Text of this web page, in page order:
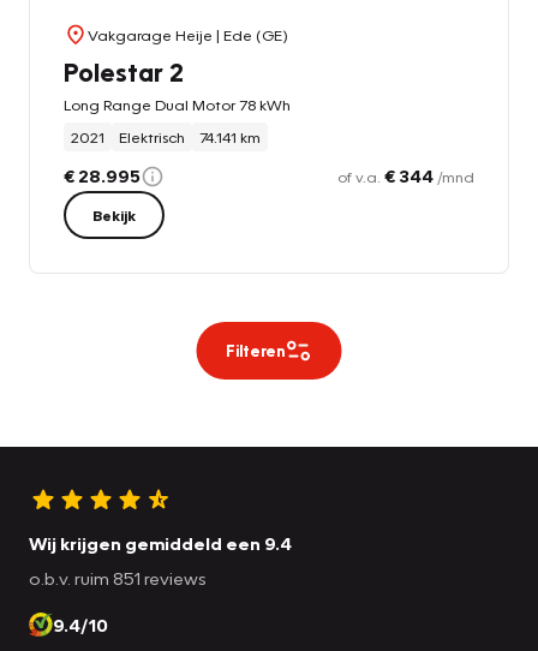
Vakgarage Heije | Ede (GE)
Polestar 2
Long Range Dual Motor 78 kWh
2021
Elektrisch 74.141 km
€ 28.995 of v.a. € 344 /mnd
Bekijk
Filteren
Wij krijgen gemiddeld een 9.4
o.b.v. ruim 851 reviews
9.4/10